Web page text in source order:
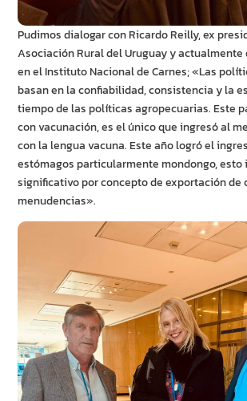
Pudimos dialogar con Ricardo Reilly, ex
Asociación Rural del Uruguay y actualmente
en el Instituto Nacional de Carnes; «Las
basan en la confiabilidad, consistencia y la
tiempo de las políticas agropecuarias. Este
con vacunación, es el único que ingresó al
con la lengua vacuna. Este año logró el
estómagos particularmente mondongo,
significativo por concepto de exportación de
menudencias».